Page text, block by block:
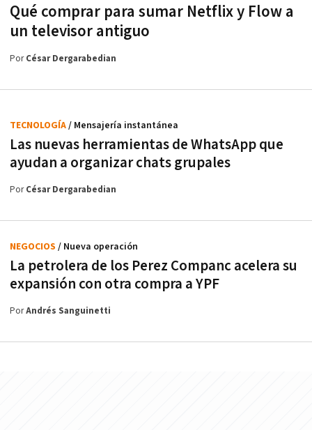
Qué comprar para sumar Netflix y Flow a
un televisor antiguo
PorCésar Dergarabedian
Las nuevas herramientas de WhatsApp que
ayudan a organizar chats grupales
TECNOLOGÍA/ Mensajería instantánea
PorCésar Dergarabedian
La petrolera de los Perez Companc acelera su
expansión con otra compra a YPF
NEGOCIOS / Nueva operación
PorAndrés Sanguinetti